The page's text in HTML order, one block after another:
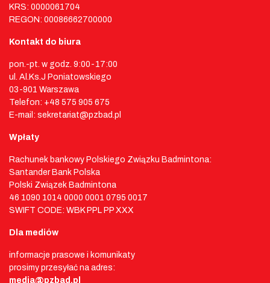
KRS: 0000061704
REGON: 00086662700000
Kontakt do biura
pon.-pt. w godz. 9:00-17:00
ul. Al.Ks.J Poniatowskiego
03-901 Warszawa
Telefon: +48 575 905 675
E-mail: sekretariat@pzbad.pl
Wpłaty
Rachunek bankowy Polskiego Związku Badmintona:
Santander Bank Polska
Polski Związek Badmintona
46 1090 1014 0000 0001 0795 0017
SWIFT CODE: WBK PPL PP XXX
Dla mediów
informacje prasowe i komunikaty
prosimy przesyłać na adres:
media@pzbad.pl